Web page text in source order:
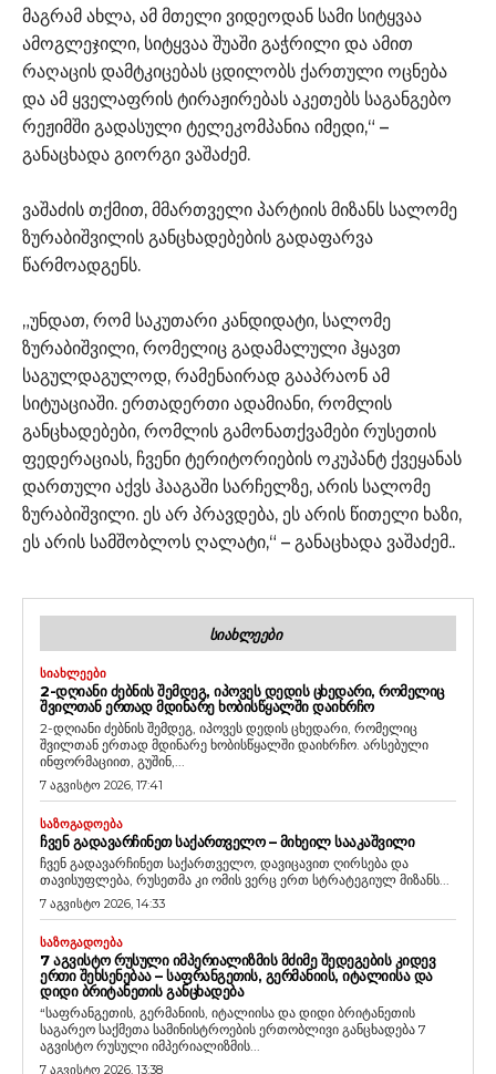
მაგრამ ახლა, ამ მთელი ვიდეოდან სამი სიტყვაა
ამოგლეჯილი, სიტყვაა შუაში გაჭრილი და ამით
რაღაცის დამტკიცებას ცდილობს ქართული ოცნება
და ამ ყველაფრის ტირაჟირებას აკეთებს საგანგებო
რეჟიმში გადასული ტელეკომპანია იმედი,“ –
განაცხადა გიორგი ვაშაძემ.
ვაშაძის თქმით, მმართველი პარტიის მიზანს სალომე
ზურაბიშვილის განცხადებების გადაფარვა
წარმოადგენს.
„უნდათ, რომ საკუთარი კანდიდატი, სალომე
ზურაბიშვილი, რომელიც გადამალული ჰყავთ
საგულდაგულოდ, რამენაირად გააპრაონ ამ
სიტუაციაში. ერთადერთი ადამიანი, რომლის
განცხადებები, რომლის გამონათქვამები რუსეთის
ფედერაციას, ჩვენი ტერიტორიების ოკუპანტ ქვეყანას
დართული აქვს ჰააგაში სარჩელზე, არის სალომე
ზურაბიშვილი. ეს არ პრავდება, ეს არის წითელი ხაზი,
ეს არის სამშობლოს ღალატი,“ – განაცხადა ვაშაძემ..
ᲡᲘᲐᲮᲚᲔᲔᲑᲘ
ᲡᲘᲐᲮᲚᲔᲔᲑᲘ
2-ᲓᲦᲘᲐᲜᲘ ᲫᲔᲑᲜᲘᲡ ᲨᲔᲛᲓᲔᲒ, ᲘᲞᲝᲕᲔᲡ ᲓᲔᲓᲘᲡ ᲪᲮᲔᲓᲐᲠᲘ, ᲠᲝᲛᲔᲚᲘᲪ
ᲨᲕᲘᲚᲗᲐᲜ ᲔᲠᲗᲐᲓ ᲛᲓᲘᲜᲐᲠᲔ ᲮᲝᲑᲘᲡᲬᲧᲐᲚᲨᲘ ᲓᲐᲘᲮᲠᲩᲝ
2-დღიანი ძებნის შემდეგ, იპოვეს დედის ცხედარი, რომელიც
შვილთან ერთად მდინარე ხობისწყალში დაიხრჩო. არსებული
ინფორმაციით, გუშინ,...
7 აგვისტო 2026, 17:41
ᲡᲐᲖᲝᲒᲐᲓᲝᲔᲑᲐ
ᲩᲕᲔᲜ ᲒᲐᲓᲐᲕᲐᲠᲩᲘᲜᲔᲗ ᲡᲐᲥᲐᲠᲗᲕᲔᲚᲝ – ᲛᲘᲮᲔᲘᲚ ᲡᲐᲐᲙᲐᲨᲕᲘᲚᲘ
ჩვენ გადავარჩინეთ საქართველო, დავიცავით ღირსება და
თავისუფლება, რუსეთმა კი ომის ვერც ერთ სტრატეგიულ მიზანს...
7 აგვისტო 2026, 14:33
ᲡᲐᲖᲝᲒᲐᲓᲝᲔᲑᲐ
7 ᲐᲒᲕᲘᲡᲢᲝ ᲠᲣᲡᲣᲚᲘ ᲘᲛᲞᲔᲠᲘᲐᲚᲘᲖᲛᲘᲡ ᲛᲫᲘᲛᲔ ᲨᲔᲓᲔᲒᲔᲑᲘᲡ ᲙᲘᲓᲔᲕ
ᲔᲠᲗᲘ ᲨᲔᲮᲡᲔᲜᲔᲑᲐᲐ – ᲡᲐᲤᲠᲐᲜᲒᲔᲗᲘᲡ, ᲒᲔᲠᲛᲐᲜᲘᲘᲡ, ᲘᲢᲐᲚᲘᲘᲡᲐ ᲓᲐ
ᲓᲘᲓᲘ ᲑᲠᲘᲢᲐᲜᲔᲗᲘᲡ ᲒᲐᲜᲪᲮᲐᲓᲔᲑᲐ
“საფრანგეთის, გერმანიის, იტალიისა და დიდი ბრიტანეთის
საგარეო საქმეთა სამინისტროების ერთობლივი განცხადება 7
აგვისტო რუსული იმპერიალიზმის...
7 აგვისტო 2026, 13:38